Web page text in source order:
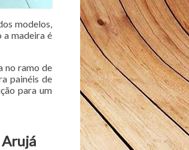
modelos,
a madeira é
no ramo de
painéis de
para um